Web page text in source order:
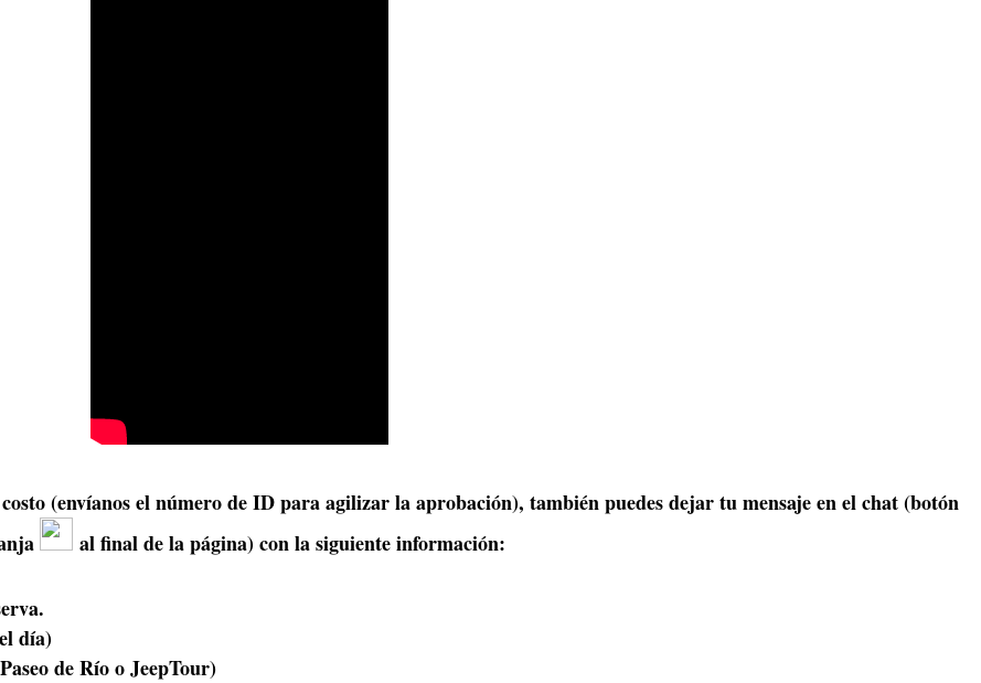
(envíanos el número de ID para agilizar la aprobación), también puedes dejar tu mensaje en el chat (botón
al final de la página) con la siguiente información:
día)
de Río o JeepTour)